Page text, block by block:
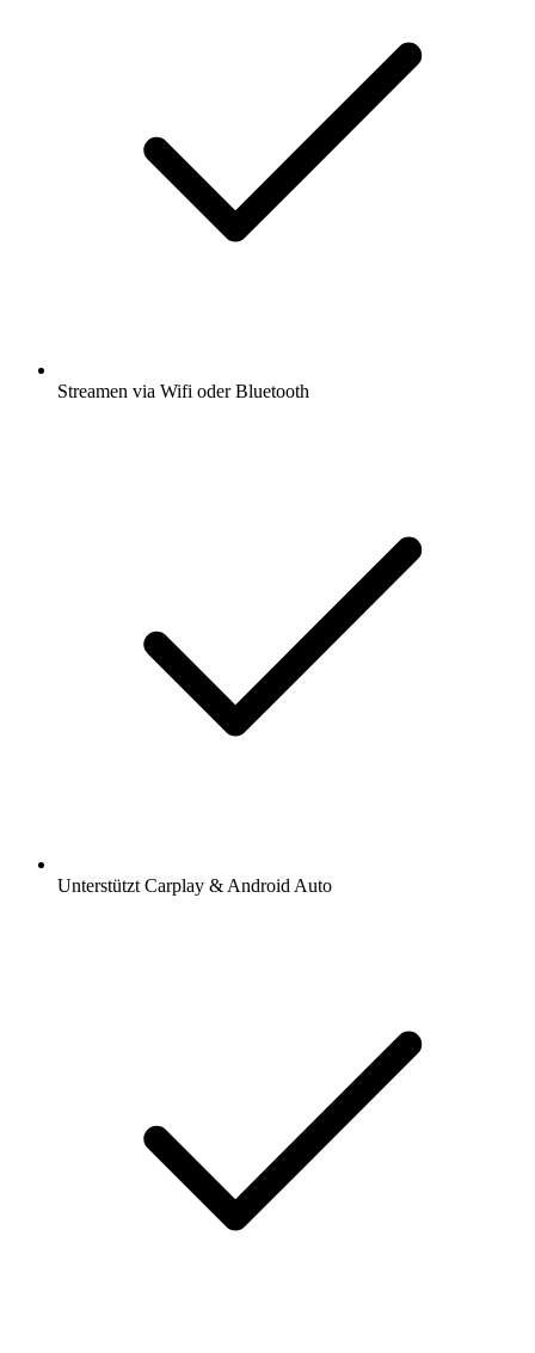
Streamen via Wifi oder Bluetooth
Unterstützt Carplay & Android Auto